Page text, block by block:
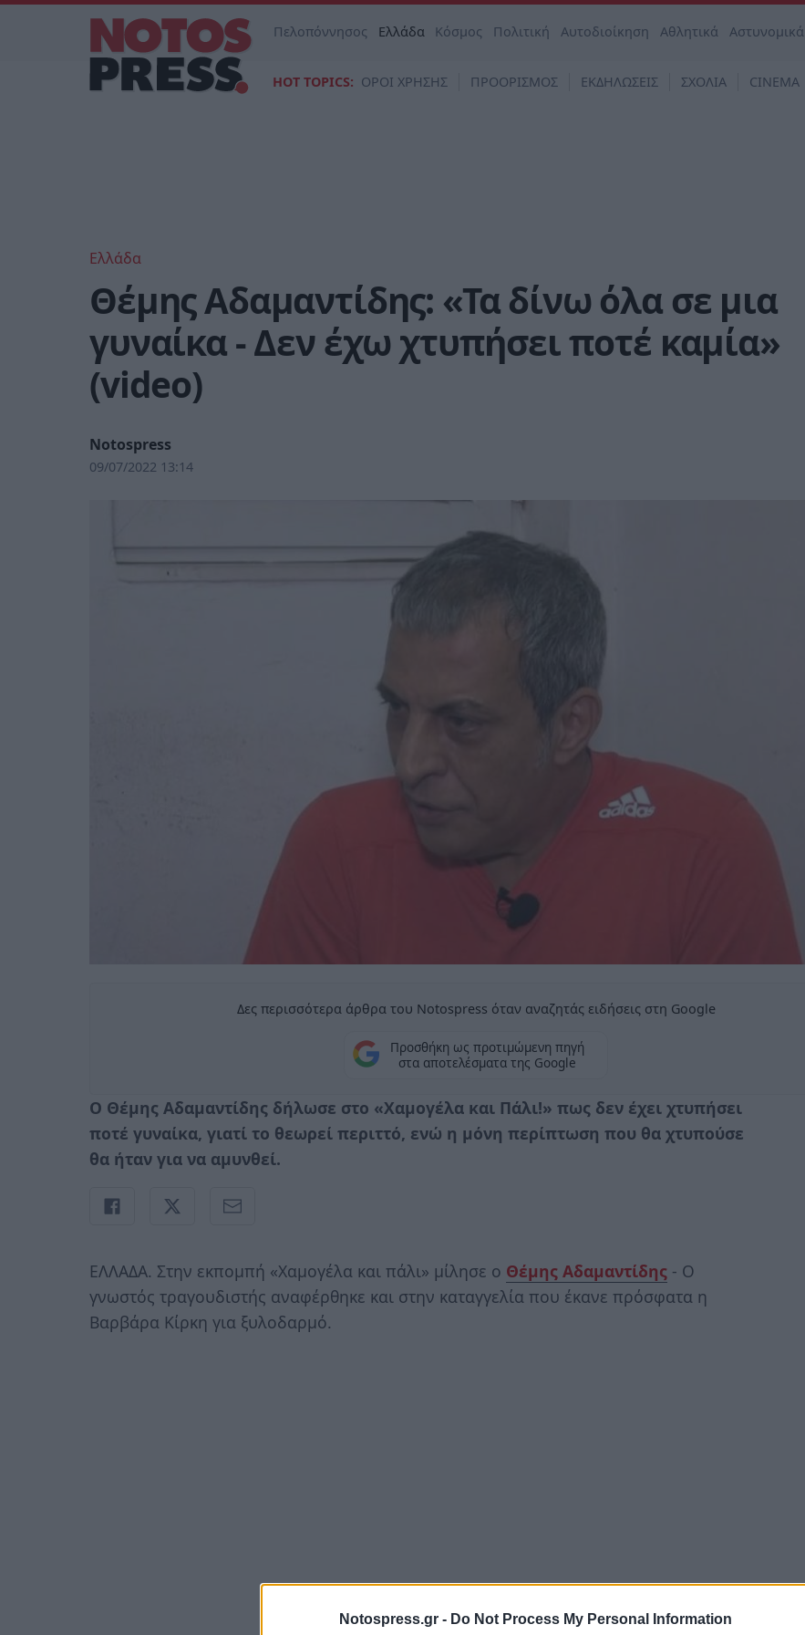
Notospress.gr - Do Not Process My Personal Information
Πελοπόννησος Ελλάδα Κόσμος Πολιτική Αυτοδιοίκηση Αθλητικά Αστυνομικά
HOT TOPICS: ΟΡΟΙ ΧΡΗΣΗΣ ΠΡΟΟΡΙΣΜΟΣ ΕΚΔΗΛΩΣΕΙΣ ΣΧΟΛΙΑ CINEMA
Ελλάδα
Θέμης Αδαμαντίδης: «Τα δίνω όλα σε μια
γυναίκα - Δεν έχω χτυπήσει ποτέ καμία»
(video)
Notospress
09/07/2022 13:14
Δες περισσότερα άρθρα του Notospress όταν αναζητάς ειδήσεις στη Google
Προσθήκη ως προτιμώμενη πηγή
στα αποτελέσματα της Google
Ο Θέμης Αδαμαντίδης δήλωσε στο «Χαμογέλα και Πάλι!» πως δεν έχει χτυπήσει
ποτέ γυναίκα, γιατί το θεωρεί περιττό, ενώ η μόνη περίπτωση που θα χτυπούσε
θα ήταν για να αμυνθεί.
ΕΛΛΑΔΑ. Στην εκπομπή «Χαμογέλα και πάλι» μίλησε ο Θέμης Αδαμαντίδης - Ο
γνωστός τραγουδιστής αναφέρθηκε και στην καταγγελία που έκανε πρόσφατα η
Βαρβάρα Κίρκη για ξυλοδαρμό.